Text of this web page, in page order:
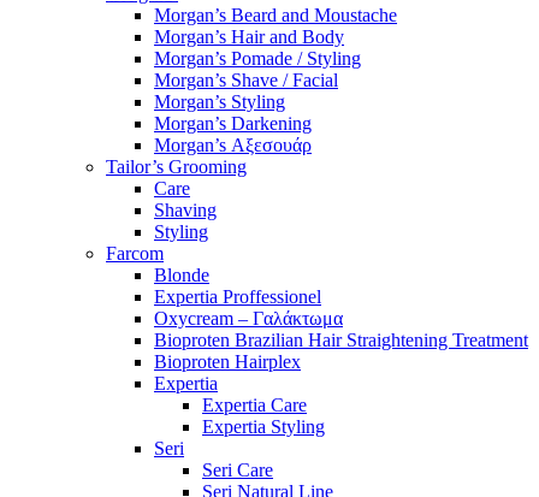
Morgan’s Beard and Moustache
Morgan’s Hair and Body
Morgan’s Pomade / Styling
Morgan’s Shave / Facial
Morgan’s Styling
Morgan’s Darkening
Morgan’s Αξεσουάρ
Tailor’s Grooming
Care
Shaving
Styling
Farcom
Blonde
Expertia Proffessionel
Oxycream – Γαλάκτωμα
Bioproten Brazilian Hair Straightening Treatment
Bioproten Hairplex
Expertia
Expertia Care
Expertia Styling
Seri
Seri Care
Seri Natural Line